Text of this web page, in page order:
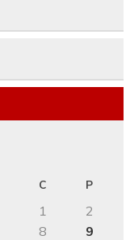
C P
1
2
8
9